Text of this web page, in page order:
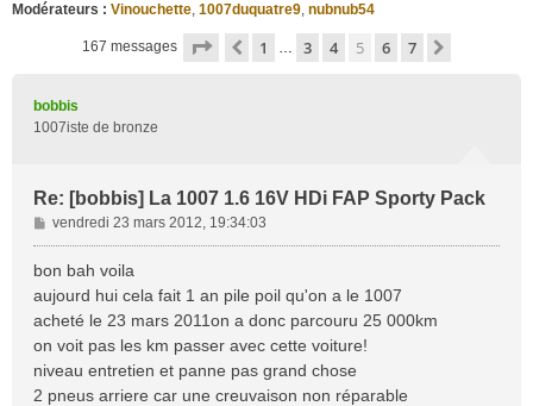
Modérateurs : Vinouchette, 1007duquatre9, nubnub54
167 messages Page sur
Précédente
1 … 3 4 5 6 7
bobbis
1007iste de bronze
Re: [bobbis] La 1007 1.6 16V HDi FAP Sporty Pack
M
e
s
s
a
g
e
vendredi 23 mars 2012, 19:34:03
bon bah voila
aujourd hui cela fait 1 an pile poil qu'on a le 1007
acheté le 23 mars 2011on a donc parcouru 25 000km
on voit pas les km passer avec cette voiture!
niveau entretien et panne pas grand chose
2 pneus arriere car une creuvaison non réparable